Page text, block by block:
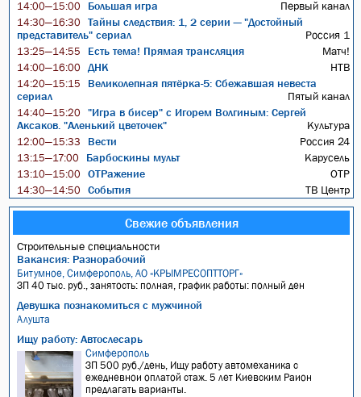
14:00—15:00 Большая игра Первый канал
14:30—16:30
Тайны следствия: 1, 2 серии — "Достойный
представитель" сериал
Россия 1
13:25—14:55 Есть тема! Прямая трансляция Матч!
14:00—16:00 ДНК НТВ
14:20—15:15
Великолепная пятёрка-5: Сбежавшая невеста
сериал
Пятый канал
14:40—15:20
"Игра в бисер" с Игорем Волгиным: Сергей
Аксаков. "Аленький цветочек"
Культура
12:00—15:33 Вести Россия 24
13:15—17:00 Барбоскины мульт Карусель
13:10—15:00 ОТРажение ОТР
14:30—14:50 События ТВ Центр
Свежие объявления
Строительные специальности
Вакансия: Разнорабочий
Битумное, Симферополь, АО «КРЫМРЕСОПТТОРГ»
ЗП 40 тыс. руб., занятость: полная, график работы: полный ден
Девушка познакомиться с мужчиной
Алушта
Ищу работу: Автослесарь
Симферополь
ЗП 500 руб./день, Ищу работу автомеханика с
ежедневнои оплатой стаж. 5 лет Киевским Раион
предлагать варианты.